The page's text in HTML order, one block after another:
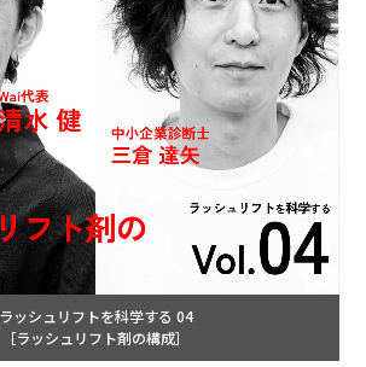
ラッシュリフトを科学する 04
［ラッシュリフト剤の構成］